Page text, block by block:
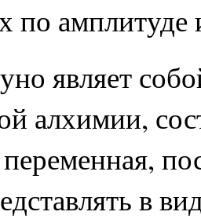
по амплитуде
являет
алхимии,
в